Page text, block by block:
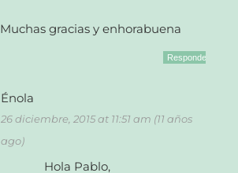
Muchas gracias y enhorabuena
Responder
Énola
26 diciembre, 2015 at 11:51 am (11 años
ago)
Hola Pablo,